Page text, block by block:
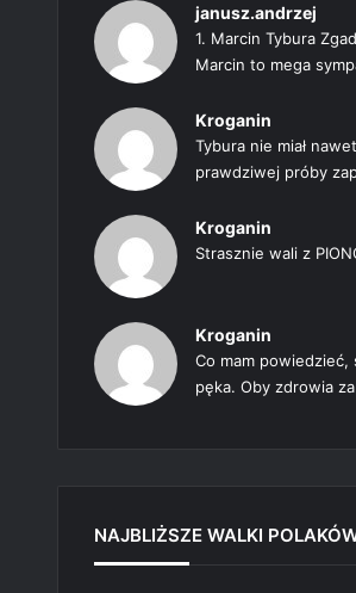
janusz.andrzej
1. Marcin Tybura
Marcin to mega
Kroganin
Tybura nie miał
prawdziwej próby
Kroganin
Strasznie wali z
Kroganin
Co mam powiedzieć,
pęka. Oby zdrowia
NAJBLIŻSZE WALKI